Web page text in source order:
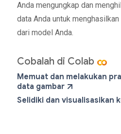
Anda mengungkap dan
data Anda untuk
dari model Anda.
Cobalah di Colab
Memuat dan melakukan
data gambar
Selidiki dan visualisasikan